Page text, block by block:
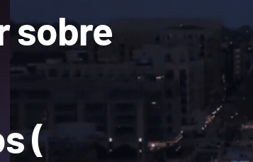
sobre
(